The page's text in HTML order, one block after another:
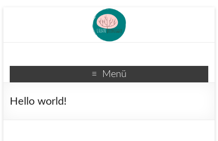
Menü
Hello world!